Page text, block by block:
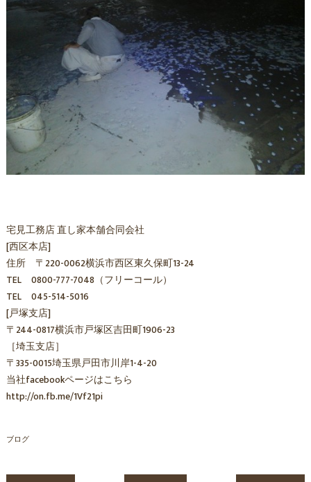
宅見工務店 直し家本舗合同会社
[西区本店]
住所 〒220-0062横浜市西区東久保町13-24
TEL 0800-777-7048（フリーコール）
TEL 045-514-5016
[戸塚支店]
〒244-0817横浜市戸塚区吉田町1906-23
［埼玉支店］
〒335-0015埼玉県戸田市川岸1-4-20
当社facebookページはこちら
http://on.fb.me/1Vf21pi
ブログ